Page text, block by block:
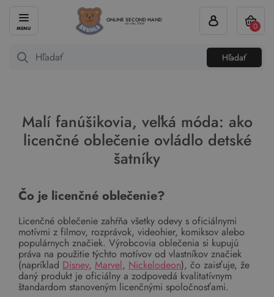
ONLINE SECOND HAND
od roku 2004
Hľadať
0
Malí fanúšikovia, veľká móda: ako
licenčné oblečenie ovládlo detské
šatníky
Čo je licenčné oblečenie?
Licenčné oblečenie zahŕňa všetky odevy s oficiálnymi
motívmi z filmov, rozprávok, videohier, komiksov alebo
populárnych značiek. Výrobcovia oblečenia si kupujú
práva na použitie týchto motívov od vlastníkov značiek
(napríklad Disney, Marvel, Nickelodeon), čo zaisťuje, že
daný produkt je oficiálny a zodpovedá kvalitatívnym
štandardom stanoveným licenčnými spoločnosťami.